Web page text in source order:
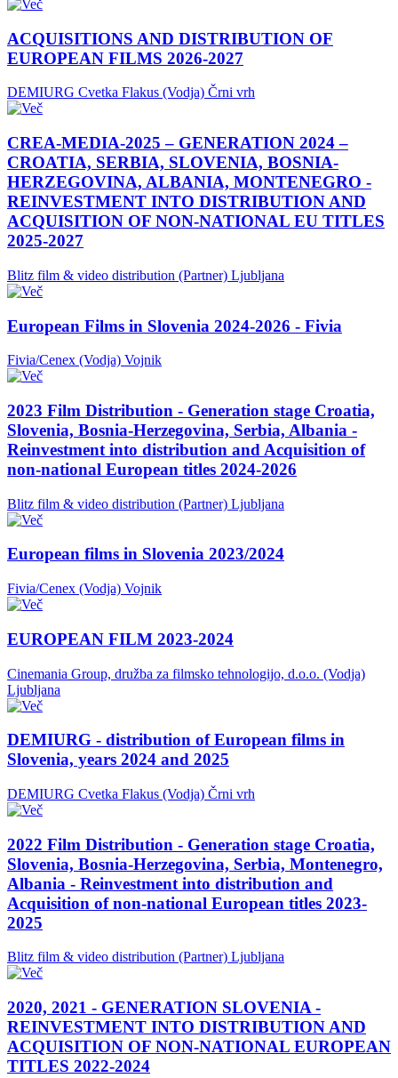
ACQUISITIONS AND DISTRIBUTION OF
EUROPEAN FILMS 2026-2027
DEMIURG Cvetka Flakus (Vodja) Črni vrh
CREA-MEDIA-2025 – GENERATION 2024 –
CROATIA, SERBIA, SLOVENIA, BOSNIA-
HERZEGOVINA, ALBANIA, MONTENEGRO -
REINVESTMENT INTO DISTRIBUTION AND
ACQUISITION OF NON-NATIONAL EU TITLES
2025-2027
Blitz film & video distribution (Partner) Ljubljana
European Films in Slovenia 2024-2026 - Fivia
Fivia/Cenex (Vodja) Vojnik
2023 Film Distribution - Generation stage Croatia,
Slovenia, Bosnia-Herzegovina, Serbia, Albania -
Reinvestment into distribution and Acquisition of
non-national European titles 2024-2026
Blitz film & video distribution (Partner) Ljubljana
European films in Slovenia 2023/2024
Fivia/Cenex (Vodja) Vojnik
EUROPEAN FILM 2023-2024
Cinemania Group, družba za filmsko tehnologijo, d.o.o. (Vodja)
Ljubljana
DEMIURG - distribution of European films in
Slovenia, years 2024 and 2025
DEMIURG Cvetka Flakus (Vodja) Črni vrh
2022 Film Distribution - Generation stage Croatia,
Slovenia, Bosnia-Herzegovina, Serbia, Montenegro,
Albania - Reinvestment into distribution and
Acquisition of non-national European titles 2023-
2025
Blitz film & video distribution (Partner) Ljubljana
2020, 2021 - GENERATION SLOVENIA -
REINVESTMENT INTO DISTRIBUTION AND
ACQUISITION OF NON-NATIONAL EUROPEAN
TITLES 2022-2024